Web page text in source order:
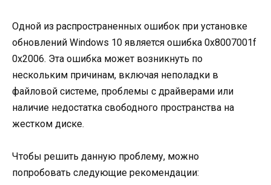
Одной из распространенных ошибок при установке
обновлений Windows 10 является ошибка 0x8007001f
0x2006. Эта ошибка может возникнуть по
нескольким причинам, включая неполадки в
файловой системе, проблемы с драйверами или
наличие недостатка свободного пространства на
жестком диске.
Чтобы решить данную проблему, можно
попробовать следующие рекомендации: